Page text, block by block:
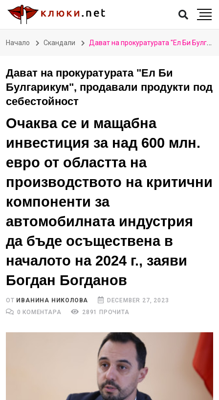
Начало Скандали Дават на прокуратурата "Ел Би Булгарикум", продавали продукти под себестойност
Дават на прокуратурата "Ел Би
Булгарикум", продавали продукти под
себестойност
Очаква се и мащабна
инвестиция за над 600 млн.
евро от областта на
производството на критични
компоненти за
автомобилната индустрия
да бъде осъществена в
началото на 2024 г., заяви
Богдан Богданов
ОТ ИВАНИНА НИКОЛОВА
DECEMBER 27, 2023
0 КОМЕНТАРА
2891 ПРОЧИТА